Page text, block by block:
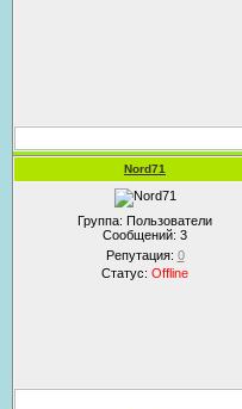
Nord71
Группа: Пользователи
Сообщений: 3
Репутация: 0
Статус: Offline